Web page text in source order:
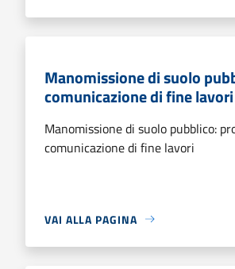
Manomissione di suolo
comunicazione di fine lavori
Manomissione di suolo pubblico:
comunicazione di fine lavori
VAI ALLA PAGINA